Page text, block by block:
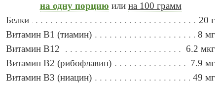
на одну порцию или на 100 грамм
Белки
20 г
Витамин B1 (тиамин)
8 мг
Витамин B12
6.2 мкг
Витамин B2 (рибофлавин)
7.9 мг
Витамин B3 (ниацин)
49 мг